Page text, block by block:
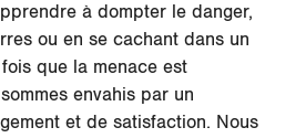
à dompter le danger,
ou en se cachant dans un
que la menace est
envahis par un
et de satisfaction. Nous